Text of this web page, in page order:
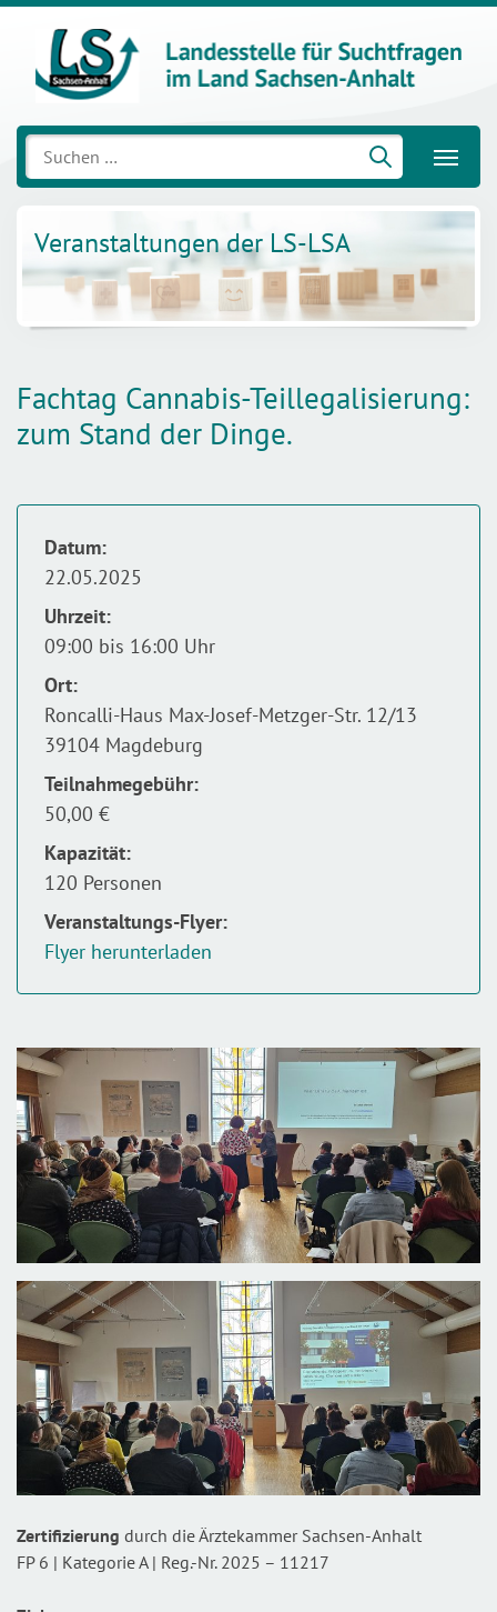
Suchen
nach:
Veranstaltungen der LS-LSA
Fachtag Cannabis-Teillegalisierung:
zum Stand der Dinge.
Datum:
22.05.2025
Uhrzeit:
09:00 bis 16:00 Uhr
Ort:
Roncalli-Haus Max-Josef-Metzger-Str. 12/13
39104 Magdeburg
Teilnahmegebühr:
50,00 €
Kapazität:
120 Personen
Veranstaltungs-Flyer:
Flyer herunterladen
Zertifizierung durch die Ärztekammer Sachsen-Anhalt
FP 6 | Kategorie A | Reg.-Nr. 2025 – 11217